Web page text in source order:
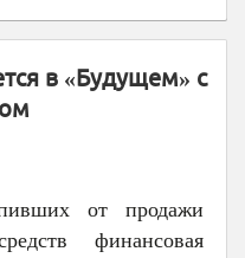
в «Будущем» с
от продажи
финансовая